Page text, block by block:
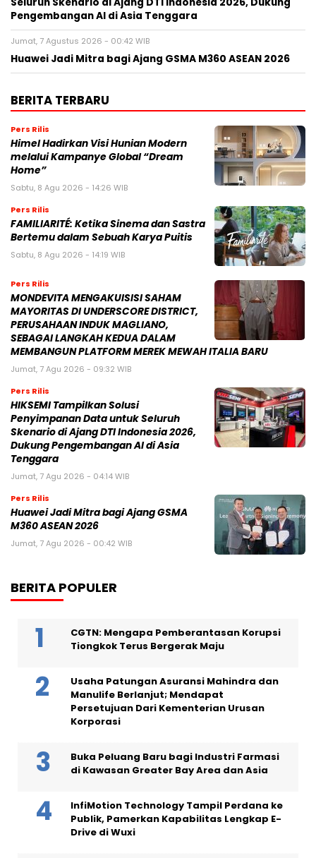
Pengembangan AI di Asia Tenggara
Jumat, 7 Agustus 2026 - 00:42 WIB
Huawei Jadi Mitra bagi Ajang GSMA M360 ASEAN 2026
BERITA TERBARU
Pers Rilis
Himel Hadirkan Visi Hunian Modern
melalui Kampanye Global “Dream
Home”
Sabtu, 8 Agu 2026 - 14:26 WIB
Pers Rilis
FAMILIARITÉ: Ketika Sinema dan Sastra
Bertemu dalam Sebuah Karya Puitis
Sabtu, 8 Agu 2026 - 14:19 WIB
Pers Rilis
MONDEVITA MENGAKUISISI SAHAM
MAYORITAS DI UNDERSCORE DISTRICT,
PERUSAHAAN INDUK MAGLIANO,
SEBAGAI LANGKAH KEDUA DALAM
MEMBANGUN PLATFORM MEREK MEWAH ITALIA BARU
Jumat, 7 Agu 2026 - 09:32 WIB
Pers Rilis
HIKSEMI Tampilkan Solusi
Penyimpanan Data untuk Seluruh
Skenario di Ajang DTI Indonesia 2026,
Dukung Pengembangan AI di Asia
Tenggara
Jumat, 7 Agu 2026 - 04:14 WIB
Pers Rilis
Huawei Jadi Mitra bagi Ajang GSMA
M360 ASEAN 2026
Jumat, 7 Agu 2026 - 00:42 WIB
BERITA POPULER
CGTN: Mengapa Pemberantasan Korupsi
Tiongkok Terus Bergerak Maju
Usaha Patungan Asuransi Mahindra dan
Manulife Berlanjut; Mendapat
Persetujuan Dari Kementerian Urusan
Korporasi
Buka Peluang Baru bagi Industri Farmasi
di Kawasan Greater Bay Area dan Asia
InfiMotion Technology Tampil Perdana ke
Publik, Pamerkan Kapabilitas Lengkap E-
Drive di Wuxi